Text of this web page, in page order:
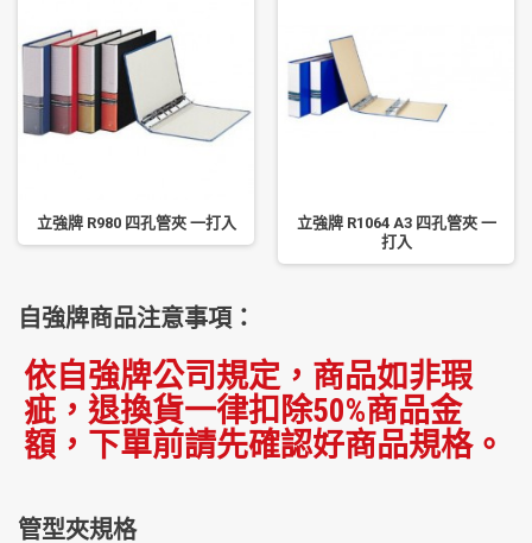
立強牌 R980 四孔管夾 一打入
立強牌 R1064 A3 四孔管夾 一
打入
自強牌商品注意事項：
依自強牌公司規定，商品如非瑕
疵，退換貨一律扣除50%商品金
額，下單前請先確認好商品規格。
管型夾規格